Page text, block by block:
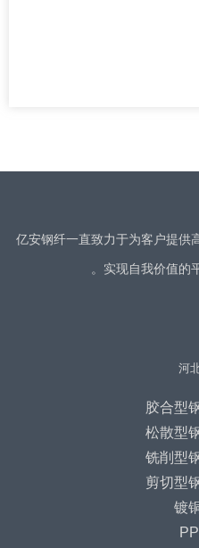
亿安钢纤一直致力于为客户提供
实现自我价值的
河
胶合型
松散型
铣削型
剪切型
镀